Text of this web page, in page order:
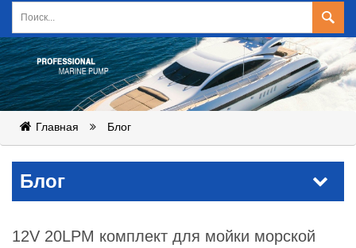
Главная Блог
Блог
12V 20LPM комплект для мойки морской